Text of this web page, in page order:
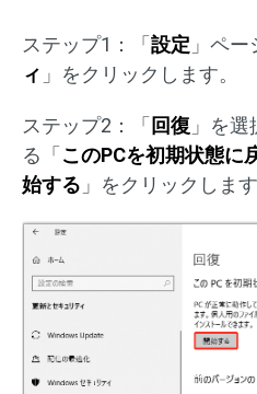
ステップ1：「 設定 」ペー
ィ 」をクリックします。
ステップ2：「 回復 」を
る「 このPCを初期状態に
始する 」をクリックします